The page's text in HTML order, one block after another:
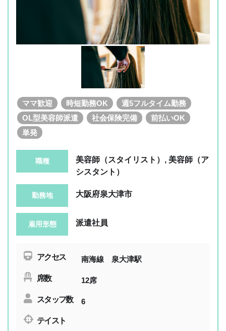
ママ歓迎 時短勤務OK
週5フルタイム勤務
OL型美容師派遣
社会保険完備
前払いOK
単発
職種
美容師（スタイリスト）, 美容師（ア
シスタント）
勤務地 大阪府泉大津市
雇用形態 派遣社員
アクセス 南海線 泉大津駅
席数 12席
スタッフ数 6
テイスト